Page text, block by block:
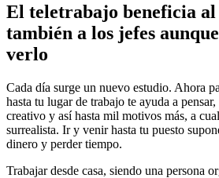
El teletrabajo beneficia
también a los jefes
verlo
Cada día surge un nuevo estudio. Ahora
hasta tu lugar de trabajo te ayuda a pensar,
creativo y así hasta mil motivos más, a
surrealista. Ir y venir hasta tu puesto
dinero y perder tiempo.
Trabajar desde casa, siendo una persona